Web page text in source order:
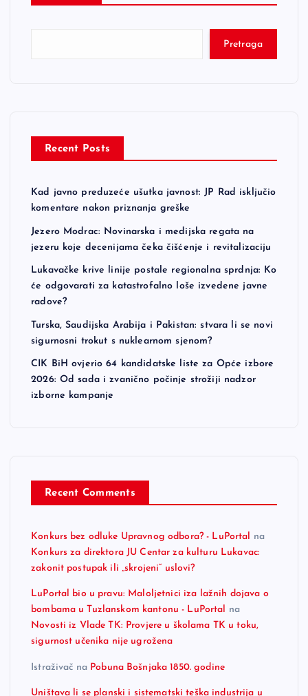
Pretraga
Recent Posts
Kad javno preduzeće ušutka javnost: JP Rad isključio
komentare nakon priznanja greške
Jezero Modrac: Novinarska i medijska regata na
jezeru koje decenijama čeka čišćenje i revitalizaciju
Lukavačke krive linije postale regionalna sprdnja: Ko
će odgovarati za katastrofalno loše izvedene javne
radove?
Turska, Saudijska Arabija i Pakistan: stvara li se novi
sigurnosni trokut s nuklearnom sjenom?
CIK BiH ovjerio 64 kandidatske liste za Opće izbore
2026: Od sada i zvanično počinje strožiji nadzor
izborne kampanje
Recent Comments
Konkurs bez odluke Upravnog odbora? - LuPortal na
Konkurs za direktora JU Centar za kulturu Lukavac:
zakonit postupak ili „skrojeni“ uslovi?
LuPortal bio u pravu: Maloljetnici iza lažnih dojava o
bombama u Tuzlanskom kantonu - LuPortal na
Novosti iz Vlade TK: Provjere u školama TK u toku,
sigurnost učenika nije ugrožena
Istraživač na Pobuna Bošnjaka 1850. godine
Uništava li se planski i sistematski teška industrija u